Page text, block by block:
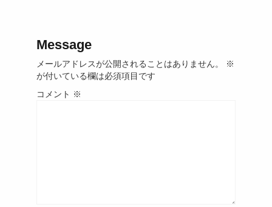
Message
メールアドレスが公開されることはありません。
※
が付いている欄は必須項目です
コメント ※